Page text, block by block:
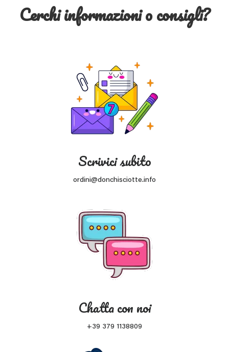
Cerchi informazioni o consigli?
Scrivici subito
ordini@donchisciotte.info
Chatta con noi
+39 379 1138809